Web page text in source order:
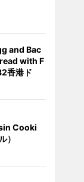
and Bac
with F
香港ド
Cooki
）